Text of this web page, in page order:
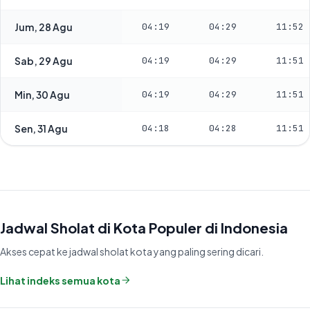
Jum, 28 Agu 04:19 04:29 11:52
Sab, 29 Agu 04:19 04:29 11:51
Min, 30 Agu 04:19 04:29 11:51
Sen, 31 Agu 04:18 04:28 11:51
Jadwal Sholat di Kota Populer di Indonesia
Akses cepat ke jadwal sholat kota yang paling sering dicari.
Lihat indeks semua kota